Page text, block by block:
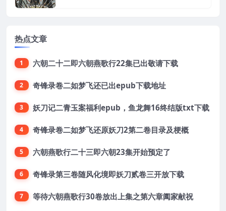
热点文章
1 六朝二十二即六朝燕歌行22集已出敬请下载
2 奇锋录卷二如梦飞还已出epub下载地址
3 妖刀记二青玉案福利epub，鱼龙舞16终结版txt下载
4 奇锋录卷二如梦飞还原妖刀2第二卷目录及梗概
5 六朝燕歌行二十三即六朝23集开始预定了
6 奇锋录第三卷随风化境即妖刀贰卷三开放下载
7 等待六朝燕歌行30卷放出上集之第六章阖家献祝